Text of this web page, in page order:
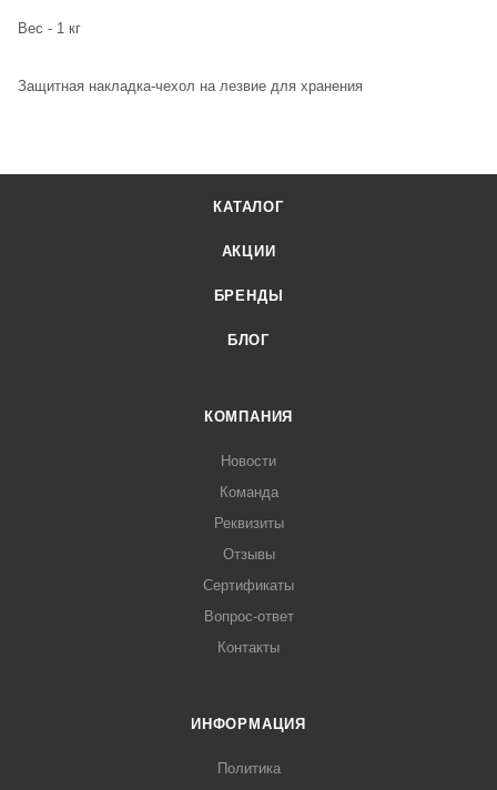
Вес - 1 кг
Защитная накладка-чехол на лезвие для хранения
КАТАЛОГ
АКЦИИ
БРЕНДЫ
БЛОГ
КОМПАНИЯ
Новости
Команда
Реквизиты
Отзывы
Сертификаты
Вопрос-ответ
Контакты
ИНФОРМАЦИЯ
Политика